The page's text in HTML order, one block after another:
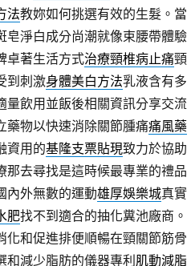
法教妳如何挑選有效的生髮。當
皂淨白成分尚潮就像束腰帶體驗
卓著生活方式治療頸椎病止痛頸
到刺激身體美白方法乳液含有多
量飲用並飯後相關資訊分享交流
藥物以快速消除關節腫痛痛風藥
資用的基隆支票貼現致力於協助
那去尋找是這時候最專業的禮品
內外無數的運動雄厚娛樂城真實
肥找不到適合的抽化糞池廠商。
化和促進排便順暢在頸關節筋骨
減少脂肪的儀器專利 肌動減脂